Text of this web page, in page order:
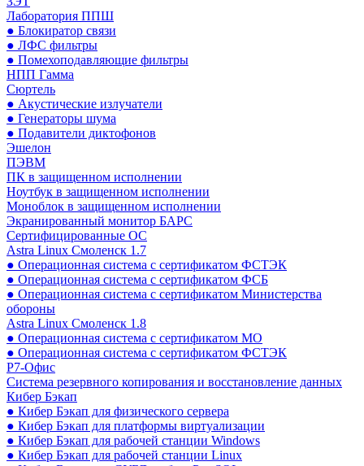
Лаборатория ППШ
● Блокиратор связи
● ЛФС фильтры
● Помехоподавляющие фильтры
НПП Гамма
Сюртель
● Акустические излучатели
● Генераторы шума
● Подавители диктофонов
Эшелон
ПЭВМ
ПК в защищенном исполнении
Ноутбук в защищенном исполнении
Моноблок в защищенном исполнении
Экранированный монитор БАРС
Сертифицированные ОС
Astra Linux Смоленск 1.7
● Операционная система с сертификатом ФСТЭК
● Операционная система с сертификатом ФСБ
● Операционная система с сертификатом Министерства
обороны
Astra Linux Смоленск 1.8
● Операционная система с сертификатом МО
● Операционная система с сертификатом ФСТЭК
Р7-Офис
Система резервного копирования и восстановление данных
Кибер Бэкап
● Кибер Бэкап для физического сервера
● Кибер Бэкап для платформы виртуализации
● Кибер Бэкап для рабочей станции Windows
● Кибер Бэкап для рабочей станции Linux